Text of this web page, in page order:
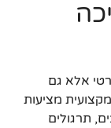
אלא גם
מציעות
תרגולים